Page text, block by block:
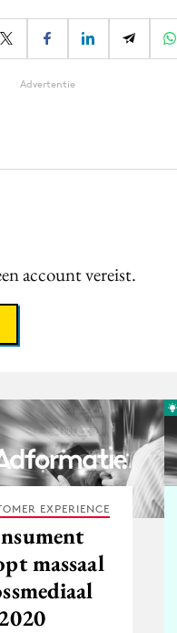
Advertentie
account vereist.
EXPERIENCE
massaal